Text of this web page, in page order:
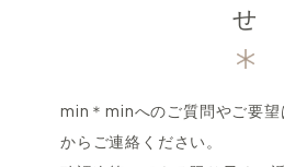
せ
min＊minへのご質問やご要望
からご連絡ください。